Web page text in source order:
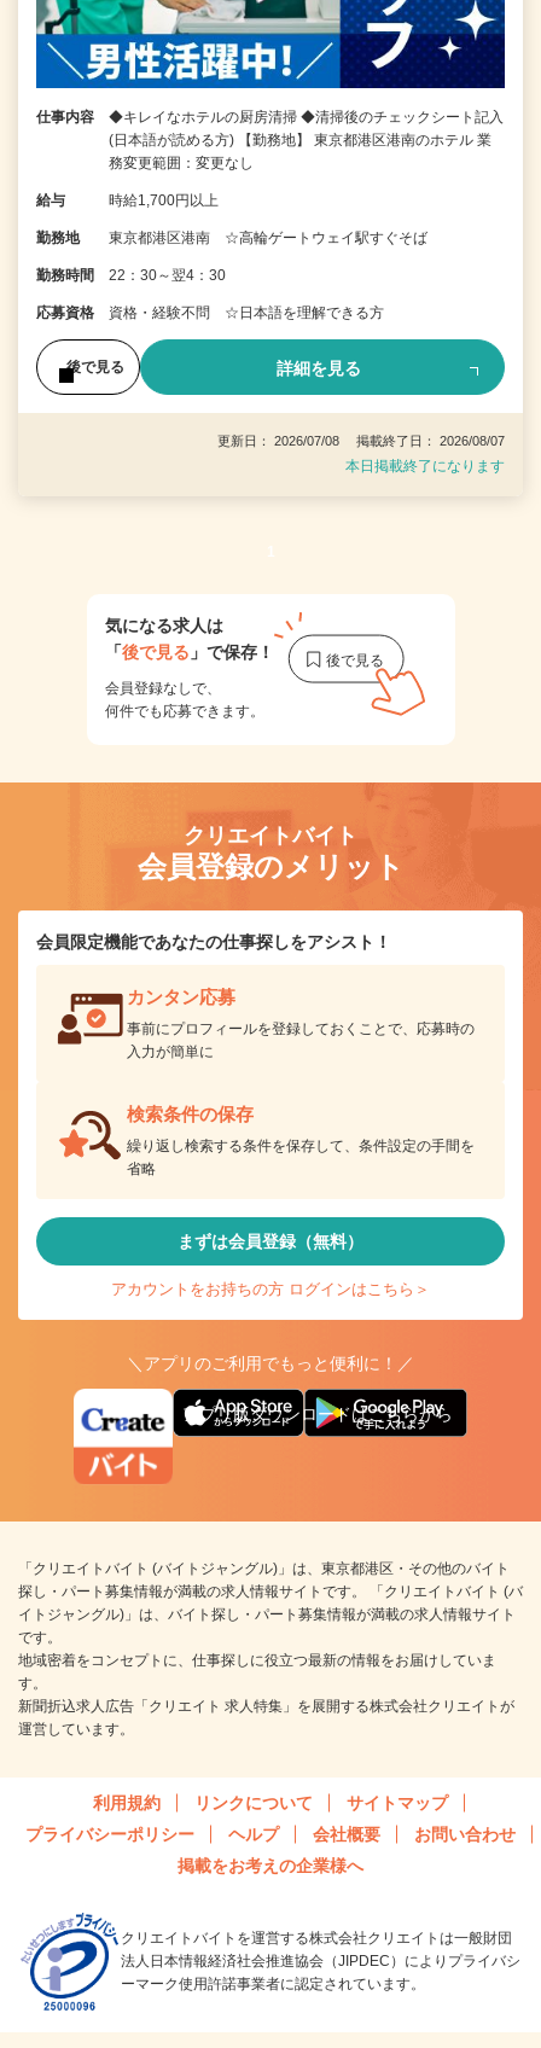
仕事内容
◆キレイなホテルの厨房清掃 ◆清掃後のチェックシート記入
(日本語が読める方) 【勤務地】 東京都港区港南のホテル 業
務変更範囲：変更なし
給与 時給1,700円以上
勤務地 東京都港区港南 ☆高輪ゲートウェイ駅すぐそば
勤務時間 22：30～翌4：30
応募資格 資格・経験不問 ☆日本語を理解できる方
後で見る 詳細を見る
更新日： 2026/07/08 掲載終了日： 2026/08/07
本日掲載終了になります
1
気になる求人は
「後で見る 」で保存！
会員登録なしで、
何件でも応募できます。
クリエイトバイト
会員登録のメリット
会員限定機能であなたの仕事探しをアシスト！
カンタン応募
事前にプロフィールを登録しておくことで、応募時の
入力が簡単に
検索条件の保存
繰り返し検索する条件を保存して、条件設定の手間を
省略
まずは会員登録（無料）
アカウントをお持ちの方 ログインはこちら＞
＼アプリのご利用でもっと便利に！／
アプリ版ダウンロードはこちらから
「クリエイトバイト (バイトジャングル)」は、東京都港区・その他のバイト
探し・パート募集情報が満載の求人情報サイトです。 「クリエイトバイト (バ
イトジャングル)」は、バイト探し・パート募集情報が満載の求人情報サイト
です。
地域密着をコンセプトに、仕事探しに役立つ最新の情報をお届けしていま
す。
新聞折込求人広告「クリエイト 求人特集」を展開する株式会社クリエイトが
運営しています。
利用規約 リンクについて
サイトマップ
プライバシーポリシー
ヘルプ 会社概要
お問い合わせ
掲載をお考えの企業様へ
クリエイトバイトを運営する株式会社クリエイトは一般財団
法人日本情報経済社会推進協会（JIPDEC）によりプライバシ
ーマーク使用許諾事業者に認定されています。